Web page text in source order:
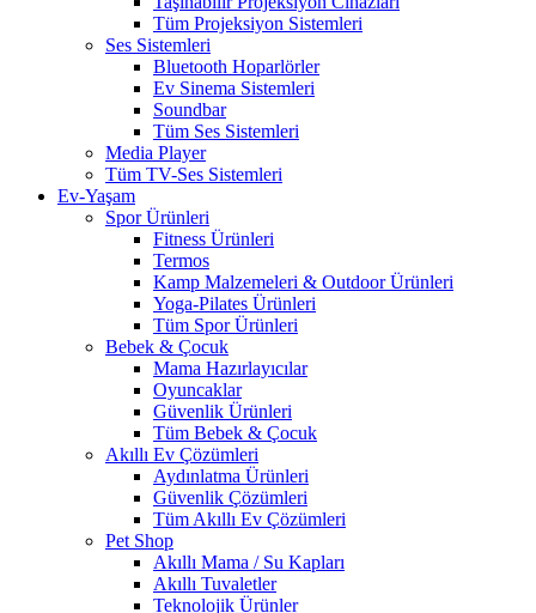
Tüm Projeksiyon Sistemleri
Ses Sistemleri
Bluetooth Hoparlörler
Ev Sinema Sistemleri
Soundbar
Tüm Ses Sistemleri
Media Player
Tüm TV-Ses Sistemleri
Ev-Yaşam
Spor Ürünleri
Fitness Ürünleri
Termos
Kamp Malzemeleri & Outdoor Ürünleri
Yoga-Pilates Ürünleri
Tüm Spor Ürünleri
Bebek & Çocuk
Mama Hazırlayıcılar
Oyuncaklar
Güvenlik Ürünleri
Tüm Bebek & Çocuk
Akıllı Ev Çözümleri
Aydınlatma Ürünleri
Güvenlik Çözümleri
Tüm Akıllı Ev Çözümleri
Pet Shop
Akıllı Mama / Su Kapları
Akıllı Tuvaletler
Teknolojik Ürünler